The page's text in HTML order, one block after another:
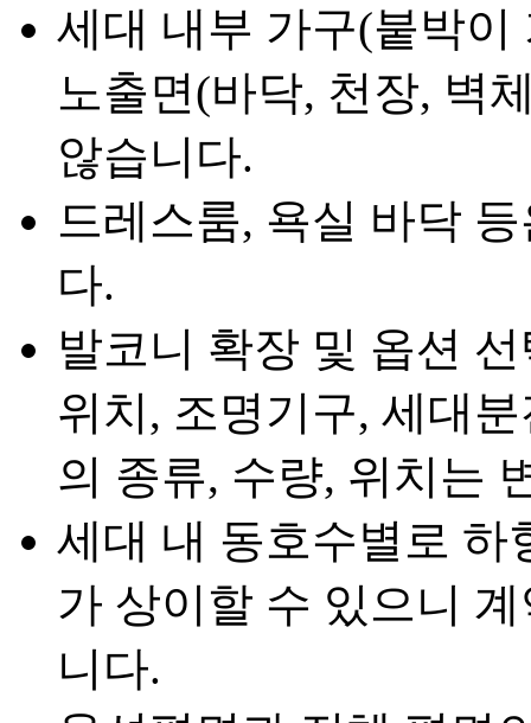
세대 내부 가구(붙박
노출면(바닥, 천장, 벽
않습니다.
드레스룸, 욕실 바닥
다.
발코니 확장 및 옵션
위치, 조명기구, 세대
의 종류, 수량, 위치는
세대 내 동호수별로 하
가 상이할 수 있으니
니다.